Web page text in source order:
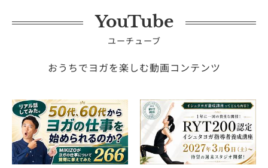
YouTube
ユーチューブ
おうちでヨガを楽しむ動画コンテンツ